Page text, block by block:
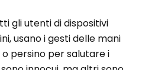
gli utenti di dispositivi
usano i gesti delle mani
persino per salutare i